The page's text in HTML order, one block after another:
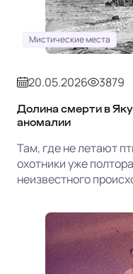
Мистические места
20.05.2026 3879
Долина смерти в
аномалии
Там, где не летают
охотники уже
неизвестного